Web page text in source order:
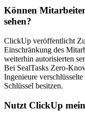
Können
sehen?
ClickUp veröffentlicht
Einschränkung des
weiterhin autorisierten
Bei SealTasks Zero-
Ingenieure
Schlüssel besitzen.
Nutzt ClickUp